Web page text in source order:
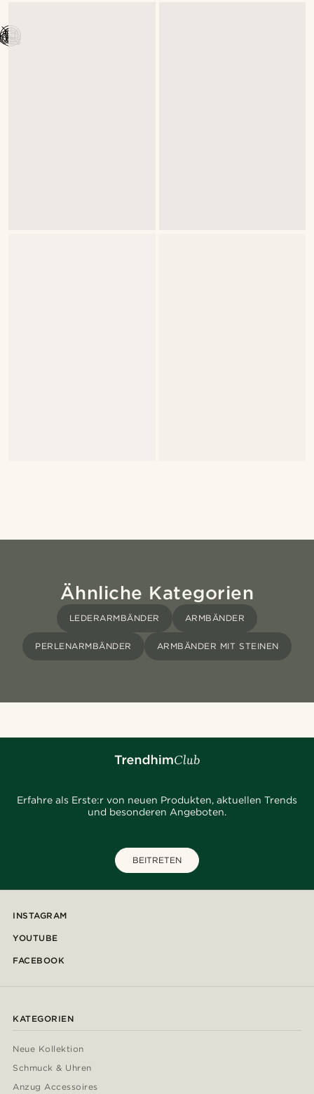
Ähnliche Kategorien
LEDERARMBÄNDER ARMBÄNDER
PERLENARMBÄNDER ARMBÄNDER MIT STEINEN
Erfahre als Erste:r von neuen Produkten, aktuellen Trends
und besonderen Angeboten.
BEITRETEN
INSTAGRAM
YOUTUBE
FACEBOOK
KATEGORIEN
Neue Kollektion
Schmuck & Uhren
Anzug Accessoires